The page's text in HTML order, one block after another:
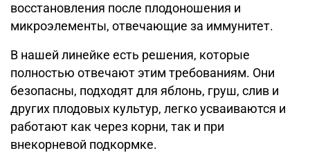
восстановления после плодоношения и
микроэлементы, отвечающие за иммунитет.
В нашей линейке есть решения, которые
полностью отвечают этим требованиям. Они
безопасны, подходят для яблонь, груш, слив и
других плодовых культур, легко усваиваются и
работают как через корни, так и при
внекорневой подкормке.